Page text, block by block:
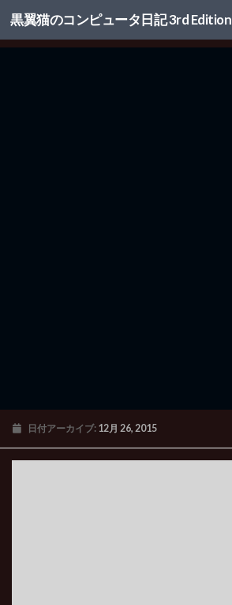
コンテンツへスキップ
黒翼猫のコンピュータ日記 3rd Edition
日付アーカイブ: 12月 26, 2015